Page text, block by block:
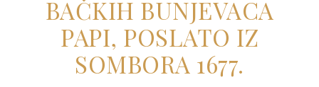
BAČKIH BUNJEVACA
PAPI, POSLATO IZ
SOMBORA 1677.